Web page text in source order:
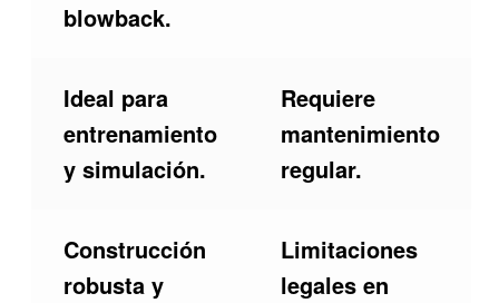
blowback.
Ideal para
entrenamiento
y simulación.
Requiere
mantenimiento
regular.
Construcción
robusta y
Limitaciones
legales en